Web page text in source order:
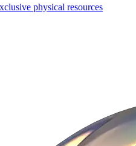
physical resources